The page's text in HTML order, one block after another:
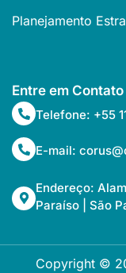
Planejamento
Entre em Contato
Telefone: +55
E-mail:
Endereço:
Paraíso | São
Copyright ©